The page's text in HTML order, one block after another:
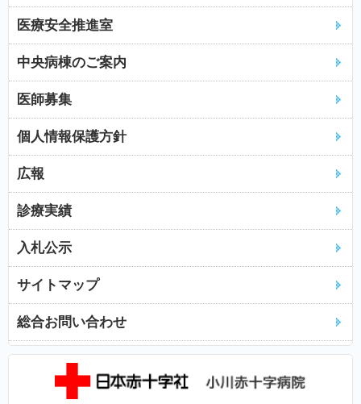
医療安全推進室
中央病棟のご案内
医師募集
個人情報保護方針
広報
診療実績
入札公示
サイトマップ
総合お問い合わせ